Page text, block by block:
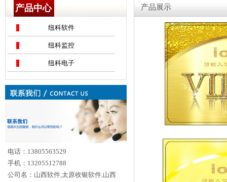
产品中心
纽科软件
纽科监控
纽科电子
电话：13805563529
手机：13205512788
公司名：山西软件,太原收银软件,山西
产品展示